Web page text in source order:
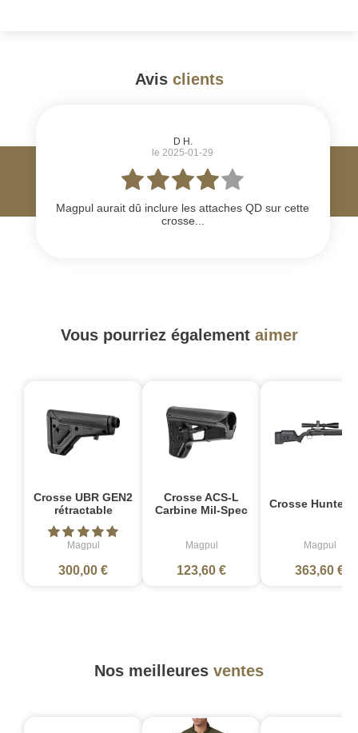
Avis clients
D H.
le 2025-01-29
Magpul aurait dû inclure les attaches QD sur cette
crosse...
Vous pourriez également aimer
Crosse UBR GEN2
rétractable
Magpul
300,00 €
Crosse ACS-L
Carbine Mil-Spec
Magpul
123,60 €
Crosse Hunter
Magpul
363,60 €
Nos meilleures ventes